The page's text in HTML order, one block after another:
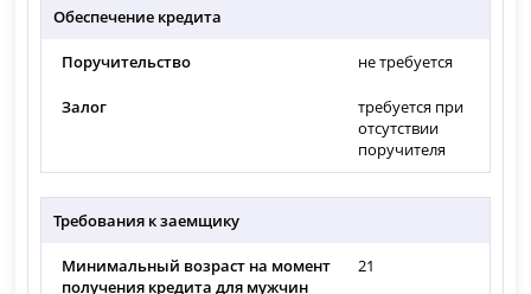
Обеспечение кредита
Поручительство не требуется
Залог
требуется при
отсутствии
поручителя
Требования к заемщику
Минимальный возраст на момент
получения кредита для мужчин
21